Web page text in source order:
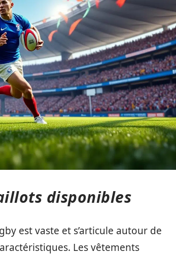
disponibles
est vaste et s’articule autour de
Les vêtements